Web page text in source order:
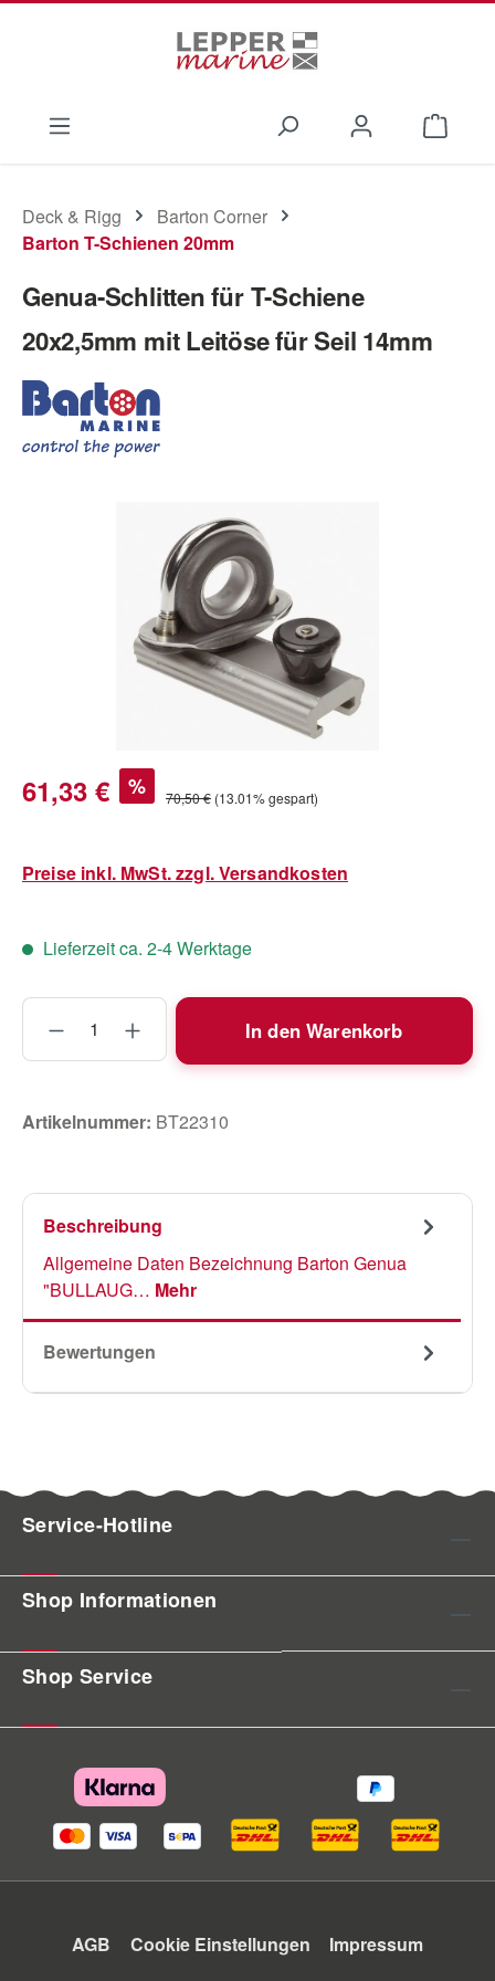
Deck & Rigg
Barton Corner
Barton T-Schienen 20mm
Genua-Schlitten für T-Schiene
20x2,5mm mit Leitöse für Seil 14mm
Bildergalerie überspringen
Verkaufspreis:
61,33 € % Regulärer Preis:
70,50 € (13.01% gespart)
Preise inkl. MwSt. zzgl. Versandkosten
Lieferzeit ca. 2-4 Werktage
Produkt Anzahl: Gib den gewünschten
In den Warenkorb
Artikelnummer: BT22310
Beschreibung
Allgemeine Daten Bezeichnung Barton Genua
"BULLAUG… Mehr
Bewertungen
Service-Hotline
Shop Informationen
Shop Service
AGB Cookie Einstellungen Impressum